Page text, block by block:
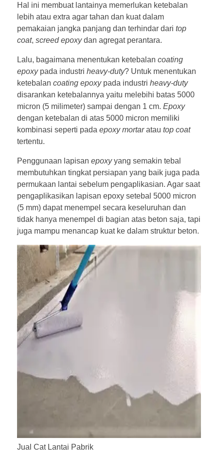
Hal ini membuat lantainya memerlukan ketebalan
lebih atau extra agar tahan dan kuat dalam
pemakaian jangka panjang dan terhindar dari top
coat, screed epoxydan agregat perantara.
Lalu, bagaimana menentukan ketebalan coating
epoxypada industri heavy-duty? Untuk menentukan
ketebalan coating epoxypada industri heavy-duty
disarankan ketebalannya yaitu melebihi batas 5000
micron (5 milimeter) sampai dengan 1 cm. Epoxy
dengan ketebalan di atas 5000 micron memiliki
kombinasi seperti pada epoxy mortaratau top coat
tertentu.
Penggunaan lapisan epoxyyang semakin tebal
membutuhkan tingkat persiapan yang baik juga pada
permukaan lantai sebelum pengaplikasian. Agar saat
pengaplikasikan lapisan epoxy setebal 5000 micron
(5 mm) dapat menempel secara keseluruhan dan
tidak hanya menempel di bagian atas beton saja, tapi
juga mampu menancap kuat ke dalam struktur beton.
Jual Cat Lantai Pabrik